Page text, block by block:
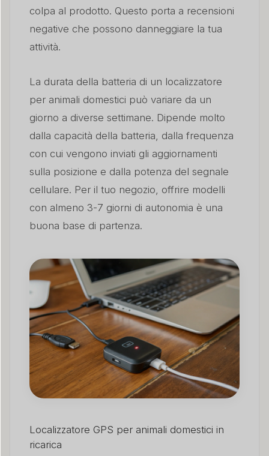
colpa al prodotto. Questo porta a recensioni
negative che possono danneggiare la tua
attività.
La durata della batteria di un localizzatore
per animali domestici può variare da un
giorno a diverse settimane. Dipende molto
dalla capacità della batteria, dalla frequenza
con cui vengono inviati gli aggiornamenti
sulla posizione e dalla potenza del segnale
cellulare. Per il tuo negozio, offrire modelli
con almeno 3-7 giorni di autonomia è una
buona base di partenza.
Localizzatore GPS per animali domestici in
ricarica